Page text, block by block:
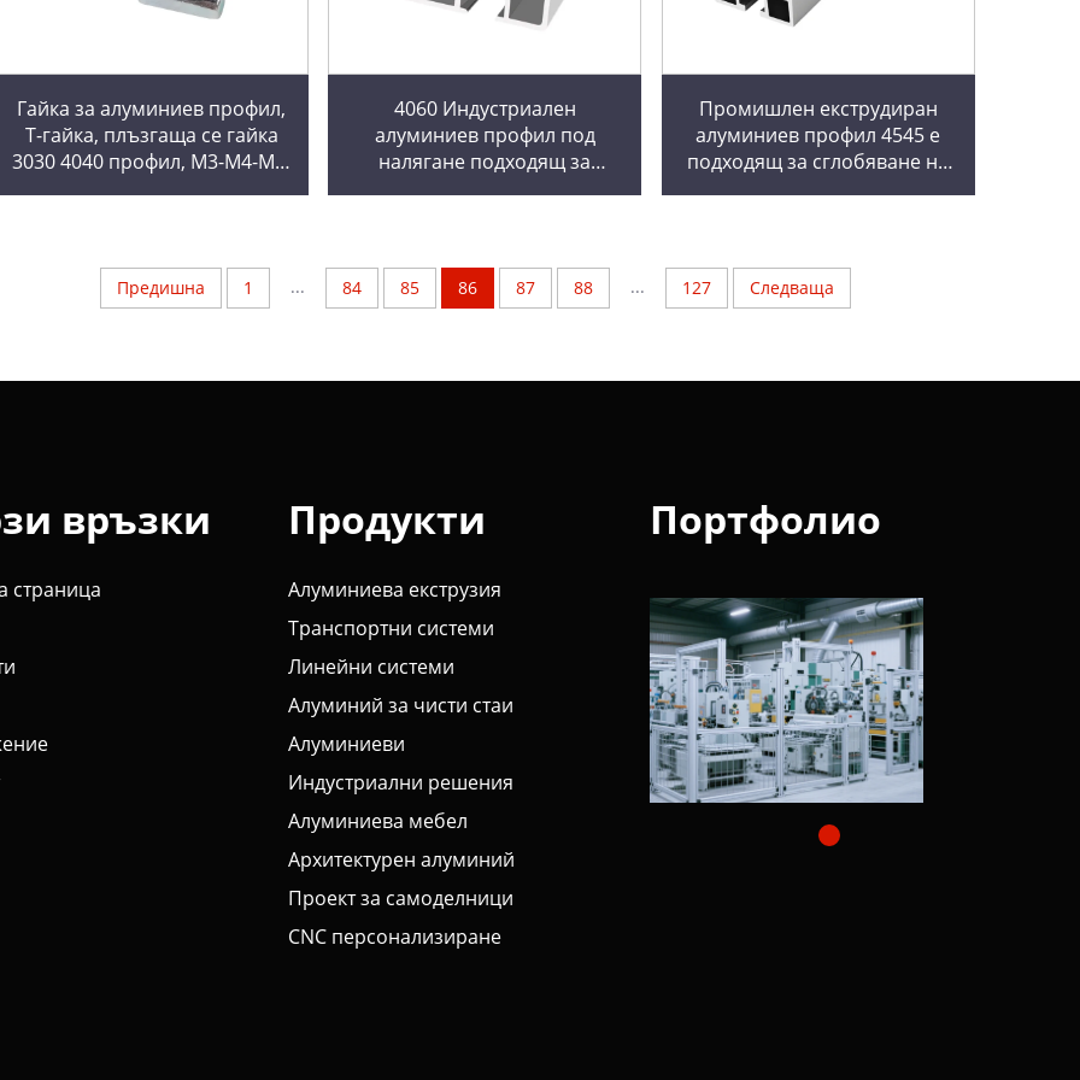
Гайка за алуминиев профил,
Т-гайка, плъзгаща се гайка
3030 4040 профил, M3-M4-M5-
4060 Индустриален
алуминиев профил под
налягане подходящ за
Промишлен екструдиран
алуминиев профил 4545 е
подходящ за сглобяване на
Предишна 1 ... 84 85 86 87 88 ... 127 Следваща
връзки
страница
Продукти
Алуминиева екструзия
Транспортни системи
Линейни системи
Алуминий за чисти стаи
Алуминиеви
Индустриални решения
Алуминиева мебел
Архитектурен алуминий
Проект за самоделници
CNC персонализиране
Портфолио